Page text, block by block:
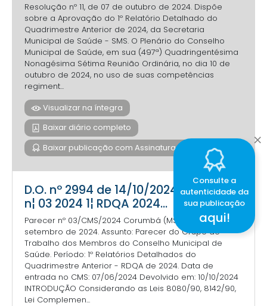
Resolução nº 11, de 07 de outubro de 2024. Dispõe
sobre a Aprovação do 1º Relatório Detalhado do
Quadrimestre Anterior de 2024, da Secretaria
Municipal de Saúde - SMS. O Plenário do Conselho
Municipal de Saúde, em sua (497ª) Quadringentésima
Nonagésima Sétima Reunião Ordinária, no dia 10 de
outubro de 2024, no uso de suas competências
regiment...
Visualizar na íntegra
Baixar diário completo
Baixar publicação com Assinatura Digital
D.O. nº 2994 de 14/10/2024 - Parecer
n¦ 03 2024 1¦ RDQA 2024...
Parecer nº 03/CMS/2024 Corumbá (MS), 30 de
setembro de 2024. Assunto: Parecer do Grupo de
Trabalho dos Membros do Conselho Municipal de
Saúde. Período: 1º Relatórios Detalhados do
Quadrimestre Anterior - RDQA de 2024. Data de
entrada no CMS: 07/06/2024 Devolvido em: 10/10/2024
INTRODUÇÃO Considerando as Leis 8080/90, 8142/90,
Lei Complemen...
Consulte a
autenticidade da
sua publicação
aqui!